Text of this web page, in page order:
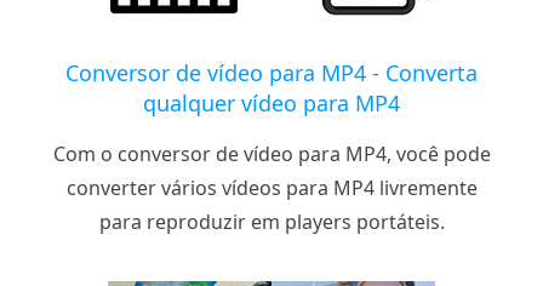
Conversor de vídeo para MP4 - Converta
qualquer vídeo para MP4
Com o conversor de vídeo para MP4, você pode
converter vários vídeos para MP4 livremente
para reproduzir em players portáteis.